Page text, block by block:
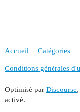
Accueil Catégories
Conditions générales
Optimisé par Discourse
activé.